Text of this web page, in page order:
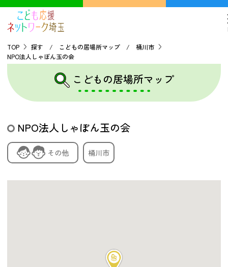
TOP
こどもの貧困について
探す
こどもの居場所マップ
TOP
探す / こどもの居場所マップ / 桶川市
NPO法人しゃぼん玉の会
こどもの居場所マップ
NPO法人しゃぼん玉の会
その他 桶川市